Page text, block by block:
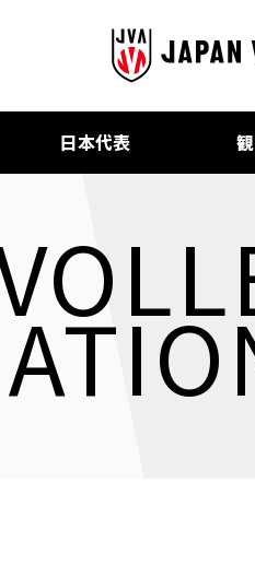
日本代表